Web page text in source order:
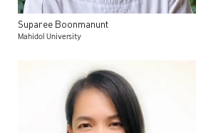
Suparee Boonmanunt
Mahidol University